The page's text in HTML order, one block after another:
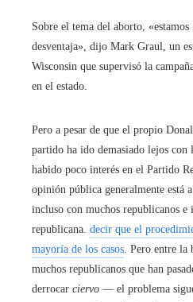
Sobre el tema del aborto,
desventaja», dijo Mark Graul, un
Wisconsin que supervisó la
en el estado.
Pero a pesar de que el propio
partido ha ido demasiado lejos con
habido poco interés en el Partido
opinión pública generalmente está
incluso con muchos republicanos e
republicana. decir que el
mayoría de los casos . Pero entre
muchos republicanos que han
derrocar ciervo — el problema